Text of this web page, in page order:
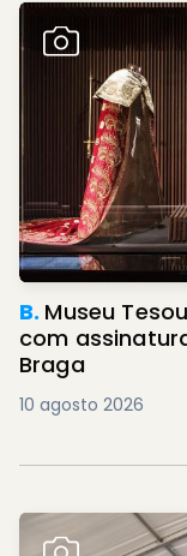
B. Museu
com
Braga
10 agosto 2026